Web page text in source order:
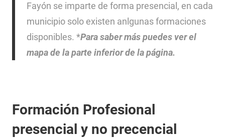
Fayón se imparte de forma presencial, en cada
municipio solo existen anlgunas formaciones
disponibles. *Para saber más puedes ver el
mapa de la parte inferior de la página.
Formación Profesional
presencial y no precencial